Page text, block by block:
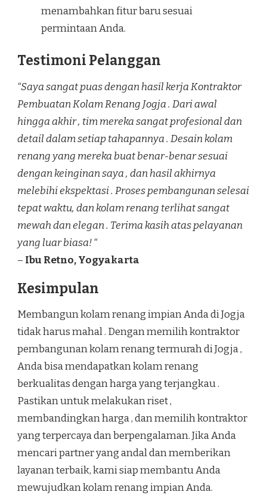
menambahkan fitur baru sesuai
permintaan Anda.
Testimoni Pelanggan
“Saya sangat puas dengan hasil kerja Kontraktor
Pembuatan Kolam Renang Jogja . Dari awal
hingga akhir , tim mereka sangat profesional dan
detail dalam setiap tahapannya . Desain kolam
renang yang mereka buat benar-benar sesuai
dengan keinginan saya , dan hasil akhirnya
melebihi ekspektasi . Proses pembangunan selesai
tepat waktu, dan kolam renang terlihat sangat
mewah dan elegan . Terima kasih atas pelayanan
yang luar biasa! “
– Ibu Retno, Yogyakarta
Kesimpulan
Membangun kolam renang impian Anda di Jogja
tidak harus mahal . Dengan memilih kontraktor
pembangunan kolam renang termurah di Jogja ,
Anda bisa mendapatkan kolam renang
berkualitas dengan harga yang terjangkau .
Pastikan untuk melakukan riset ,
membandingkan harga , dan memilih kontraktor
yang terpercaya dan berpengalaman. Jika Anda
mencari partner yang andal dan memberikan
layanan terbaik, kami siap membantu Anda
mewujudkan kolam renang impian Anda.